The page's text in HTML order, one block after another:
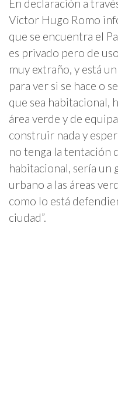
En declaración a
Víctor Hugo Romo
que se encuentra el
es privado pero de
muy extraño, y está
para ver si se hace o
que sea habitacional,
área verde y de
construir nada y
no tenga la tentación
habitacional, sería un
urbano a las áreas
como lo está
ciudad”.